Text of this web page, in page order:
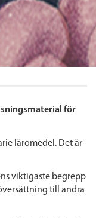
för
läromedel. Det är
viktigaste begrepp
till andra